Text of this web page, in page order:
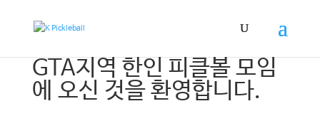
GTA지역 한인 피클볼 모임
에 오신 것을 환영합니다.